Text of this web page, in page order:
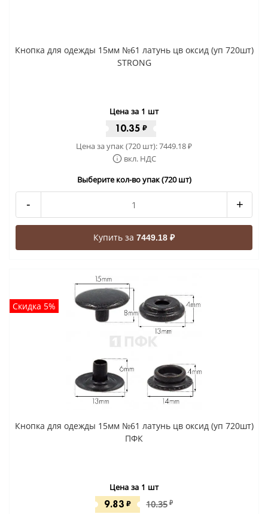
Кнопка для одежды 15мм №61 латунь цв оксид (уп 720шт)
STRONG
Цена за 1 шт
10.35 ₽
Цена за упак (720 шт):7449.18₽
вкл. НДС
Выберите кол-во упак (720 шт)
- +
Купить за 7449.18 ₽
Скидка 5%
Кнопка для одежды 15мм №61 латунь цв оксид (уп 720шт)
ПФК
Цена за 1 шт
9.83 ₽ 10.35 ₽